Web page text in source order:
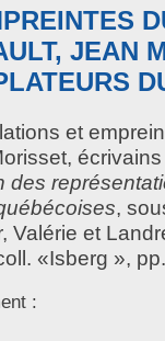
JEAN
et
des
,
Valérie et
«Isberg »,
: